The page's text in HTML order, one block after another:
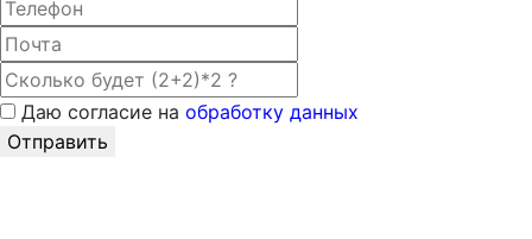
Даю согласие на обработку данных
Отправить